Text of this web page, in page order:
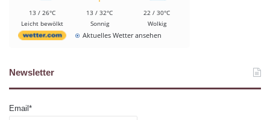
13 / 26°C
Leicht bewölkt
13 / 32°C
Sonnig
22 / 30°C
Wolkig
Aktuelles Wetter ansehen
Newsletter
Email*